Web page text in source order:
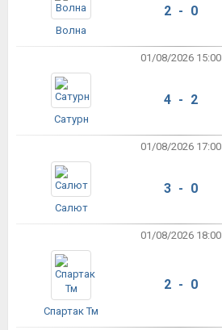
Волна
2 - 0
01/08/2026 15:00
Сатурн
4 - 2
01/08/2026 17:00
Салют
3 - 0
01/08/2026 18:00
Спартак Тм
2 - 0